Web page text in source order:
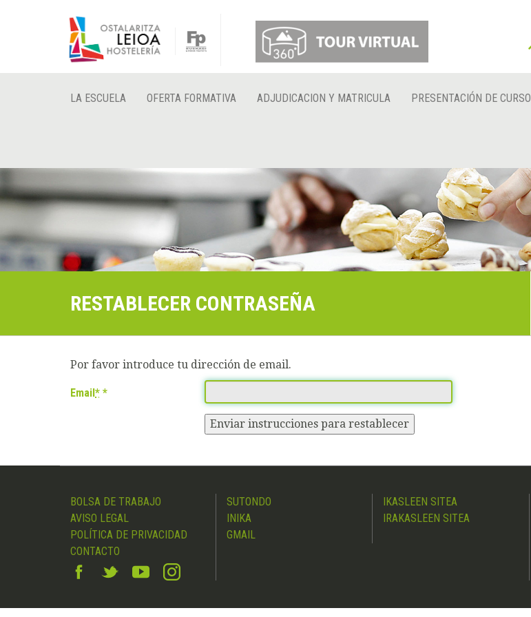
LA ESCUELA OFERTA FORMATIVA ADJUDICACION Y MATRICULA PRESENTACIÓN DE CURSO
RESTABLECER CONTRASEÑA
Por favor introduce tu dirección de email.
Email*
Enviar instrucciones para restablecer
BOLSA DE TRABAJO
AVISO LEGAL
POLÍTICA DE PRIVACIDAD
CONTACTO
SUTONDO
INIKA
GMAIL
IKASLEEN SITEA
IRAKASLEEN SITEA